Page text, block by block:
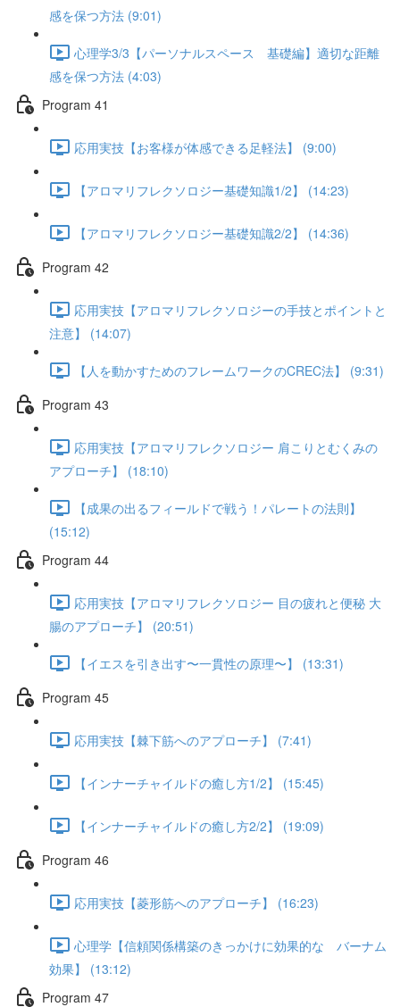
感を保つ方法 (9:01)
心理学3/3【パーソナルスペース 基礎編】適切な距離
感を保つ方法 (4:03)
Program 41
応用実技【お客様が体感できる足軽法】 (9:00)
【アロマリフレクソロジー基礎知識1/2】 (14:23)
【アロマリフレクソロジー基礎知識2/2】 (14:36)
Program 42
応用実技【アロマリフレクソロジーの手技とポイントと
注意】 (14:07)
【人を動かすためのフレームワークのCREC法】 (9:31)
Program 43
応用実技【アロマリフレクソロジー 肩こりとむくみの
アプローチ】 (18:10)
【成果の出るフィールドで戦う！パレートの法則】
(15:12)
Program 44
応用実技【アロマリフレクソロジー 目の疲れと便秘 大
腸のアプローチ】 (20:51)
【イエスを引き出す〜一貫性の原理〜】 (13:31)
Program 45
応用実技【棘下筋へのアプローチ】 (7:41)
【インナーチャイルドの癒し方1/2】 (15:45)
【インナーチャイルドの癒し方2/2】 (19:09)
Program 46
応用実技【菱形筋へのアプローチ】 (16:23)
心理学【信頼関係構築のきっかけに効果的な バーナム
効果】 (13:12)
Program 47